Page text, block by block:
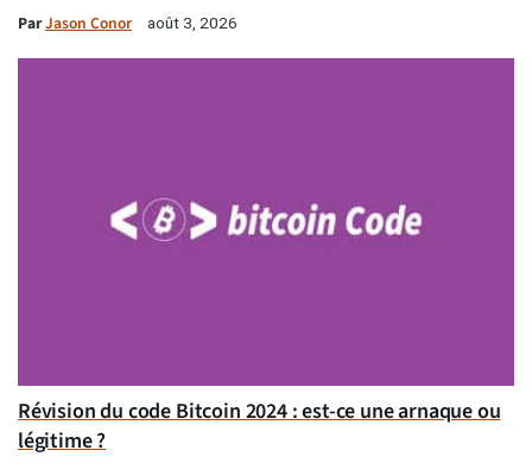
ParJason Conor août 3, 2026
Révision du code Bitcoin 2024 : est-ce une arnaque ou
légitime ?